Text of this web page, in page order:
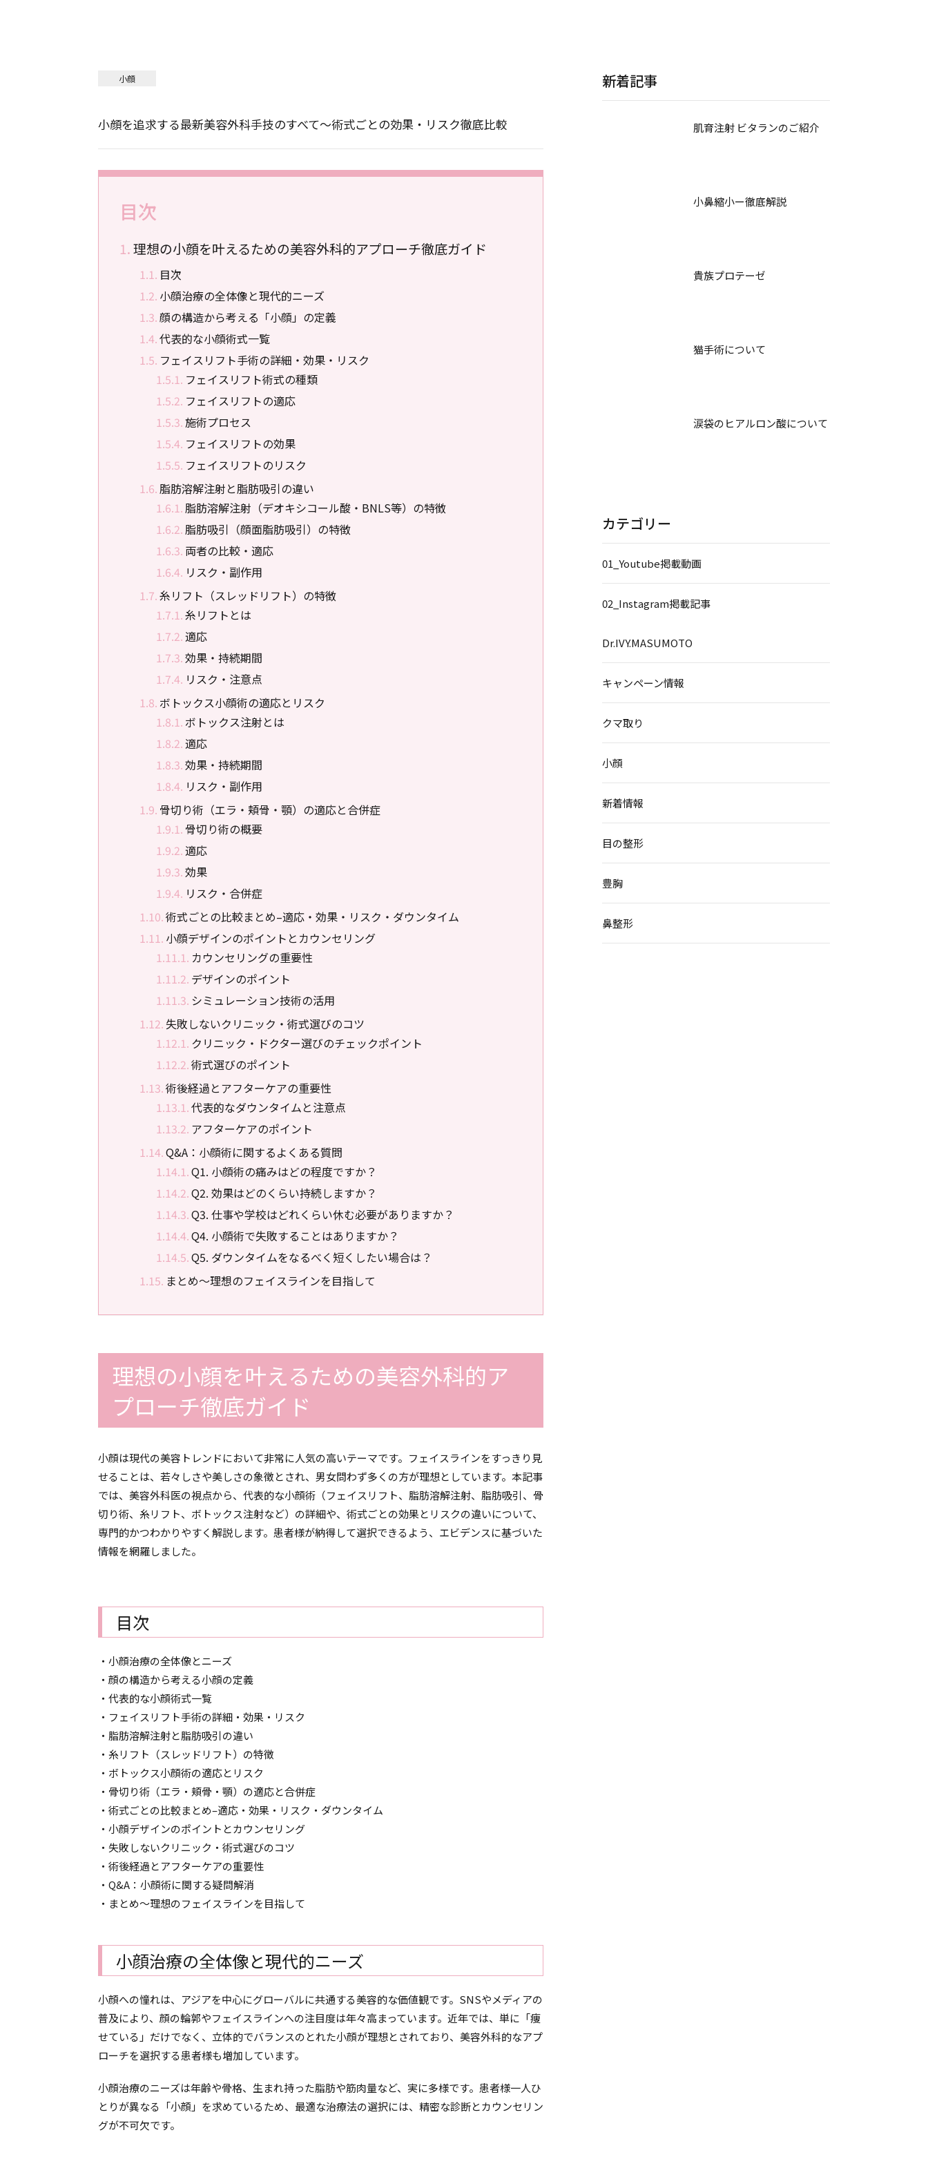
小顔
小顔を追求する最新美容外科手技のすべて～術式ごとの効果・リスク徹底比較
目次
理想の小顔を叶えるための美容外科的アプローチ徹底ガイド
目次
小顔治療の全体像と現代的ニーズ
顔の構造から考える「小顔」の定義
代表的な小顔術式一覧
フェイスリフト手術の詳細・効果・リスク
フェイスリフト術式の種類
フェイスリフトの適応
施術プロセス
フェイスリフトの効果
フェイスリフトのリスク
脂肪溶解注射と脂肪吸引の違い
脂肪溶解注射（デオキシコール酸・BNLS等）の特徴
脂肪吸引（顔面脂肪吸引）の特徴
両者の比較・適応
リスク・副作用
糸リフト（スレッドリフト）の特徴
糸リフトとは
適応
効果・持続期間
リスク・注意点
ボトックス小顔術の適応とリスク
ボトックス注射とは
適応
効果・持続期間
リスク・副作用
骨切り術（エラ・頬骨・顎）の適応と合併症
骨切り術の概要
適応
効果
リスク・合併症
術式ごとの比較まとめ–適応・効果・リスク・ダウンタイム
小顔デザインのポイントとカウンセリング
カウンセリングの重要性
デザインのポイント
シミュレーション技術の活用
失敗しないクリニック・術式選びのコツ
クリニック・ドクター選びのチェックポイント
術式選びのポイント
術後経過とアフターケアの重要性
代表的なダウンタイムと注意点
アフターケアのポイント
Q&A：小顔術に関するよくある質問
Q1. 小顔術の痛みはどの程度ですか？
Q2. 効果はどのくらい持続しますか？
Q3. 仕事や学校はどれくらい休む必要がありますか？
Q4. 小顔術で失敗することはありますか？
Q5. ダウンタイムをなるべく短くしたい場合は？
まとめ～理想のフェイスラインを目指して
理想の小顔を叶えるための美容外科的ア
プローチ徹底ガイド
小顔は現代の美容トレンドにおいて非常に人気の高いテーマです。フェイスラインをすっきり見
せることは、若々しさや美しさの象徴とされ、男女問わず多くの方が理想としています。本記事
では、美容外科医の視点から、代表的な小顔術（フェイスリフト、脂肪溶解注射、脂肪吸引、骨
切り術、糸リフト、ボトックス注射など）の詳細や、術式ごとの効果とリスクの違いについて、
専門的かつわかりやすく解説します。患者様が納得して選択できるよう、エビデンスに基づいた
情報を網羅しました。
目次
・小顔治療の全体像とニーズ
・顔の構造から考える小顔の定義
・代表的な小顔術式一覧
・フェイスリフト手術の詳細・効果・リスク
・脂肪溶解注射と脂肪吸引の違い
・糸リフト（スレッドリフト）の特徴
・ボトックス小顔術の適応とリスク
・骨切り術（エラ・頬骨・顎）の適応と合併症
・術式ごとの比較まとめ–適応・効果・リスク・ダウンタイム
・小顔デザインのポイントとカウンセリング
・失敗しないクリニック・術式選びのコツ
・術後経過とアフターケアの重要性
・Q&A：小顔術に関する疑問解消
・まとめ～理想のフェイスラインを目指して
小顔治療の全体像と現代的ニーズ
小顔への憧れは、アジアを中心にグローバルに共通する美容的な価値観です。SNSやメディアの
普及により、顔の輪郭やフェイスラインへの注目度は年々高まっています。近年では、単に「痩
せている」だけでなく、立体的でバランスのとれた小顔が理想とされており、美容外科的なアプ
ローチを選択する患者様も増加しています。
小顔治療のニーズは年齢や骨格、生まれ持った脂肪や筋肉量など、実に多様です。患者様一人ひ
とりが異なる「小顔」を求めているため、最適な治療法の選択には、精密な診断とカウンセリン
グが不可欠です。
新着記事
肌育注射 ビタランのご紹介
小鼻縮小ー徹底解説
貴族プロテーゼ
猫手術について
涙袋のヒアルロン酸について
カテゴリー
01_Youtube掲載動画
02_Instagram掲載記事
Dr.IVY.MASUMOTO
キャンペーン情報
クマ取り
小顔
新着情報
目の整形
豊胸
鼻整形